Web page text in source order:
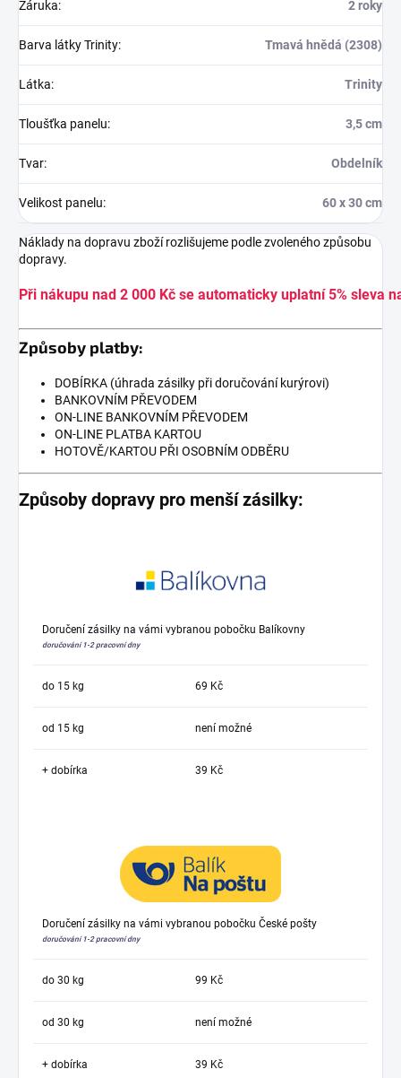
Záruka: 2 roky
Barva látky Trinity: Tmavá hnědá (2308)
Látka: Trinity
Tloušťka panelu: 3,5 cm
Tvar: Obdelník
Velikost panelu: 60 x 30 cm
Náklady na dopravu zboží rozlišujeme podle zvoleného způsobu
dopravy.
Při nákupu nad 2 000 Kč se automaticky uplatní 5% sleva
Způsoby platby:
DOBÍRKA (úhrada zásilky při doručování kurýrovi)
BANKOVNÍM PŘEVODEM
ON-LINE BANKOVNÍM PŘEVODEM
ON-LINE PLATBA KARTOU
HOTOVĚ/KARTOU PŘI OSOBNÍM ODBĚRU
Způsoby dopravy pro menší zásilky:
Doručení zásilky na vámi vybranou pobočku Balíkovny
doručování 1-2 pracovní dny
do 15 kg 69 Kč
od 15 kg není možné
+ dobírka 39 Kč
Doručení zásilky na vámi vybranou pobočku České pošty
doručování 1-2 pracovní dny
do 30 kg 99 Kč
od 30 kg není možné
+ dobírka 39 Kč